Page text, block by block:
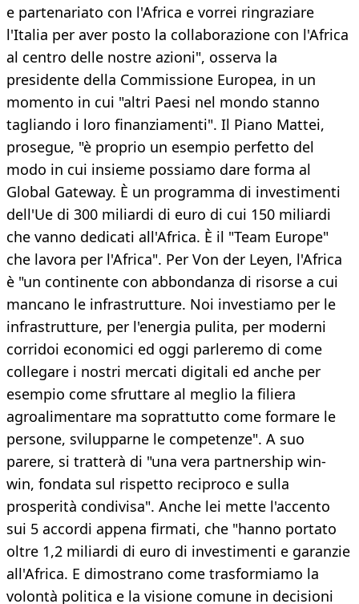
e partenariato con l'Africa e vorrei ringraziare
l'Italia per aver posto la collaborazione con l'Africa
al centro delle nostre azioni", osserva la
presidente della Commissione Europea, in un
momento in cui "altri Paesi nel mondo stanno
tagliando i loro finanziamenti". Il Piano Mattei,
prosegue, "è proprio un esempio perfetto del
modo in cui insieme possiamo dare forma al
Global Gateway. È un programma di investimenti
dell'Ue di 300 miliardi di euro di cui 150 miliardi
che vanno dedicati all'Africa. È il "Team Europe"
che lavora per l'Africa". Per Von der Leyen, l'Africa
è "un continente con abbondanza di risorse a cui
mancano le infrastrutture. Noi investiamo per le
infrastrutture, per l'energia pulita, per moderni
corridoi economici ed oggi parleremo di come
collegare i nostri mercati digitali ed anche per
esempio come sfruttare al meglio la filiera
agroalimentare ma soprattutto come formare le
persone, svilupparne le competenze". A suo
parere, si tratterà di "una vera partnership win-
win, fondata sul rispetto reciproco e sulla
prosperità condivisa". Anche lei mette l'accento
sui 5 accordi appena firmati, che "hanno portato
oltre 1,2 miliardi di euro di investimenti e garanzie
all'Africa. E dimostrano come trasformiamo la
volontà politica e la visione comune in decisioni